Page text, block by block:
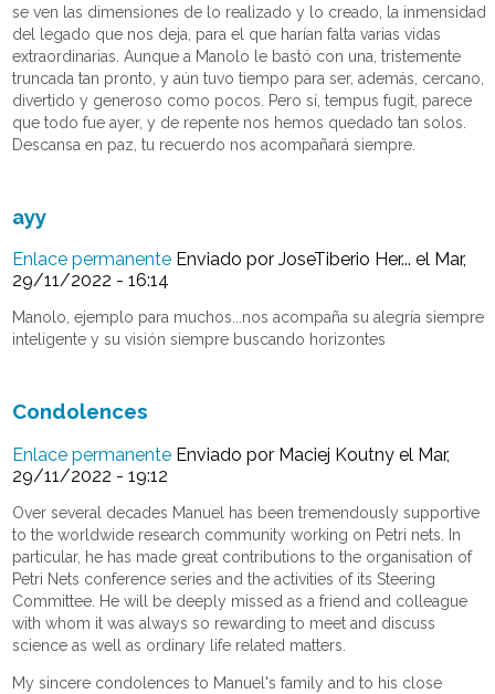
se ven las dimensiones de lo realizado y lo creado, la inmensidad
del legado que nos deja, para el que harían falta varias vidas
extraordinarias. Aunque a Manolo le bastó con una, tristemente
truncada tan pronto, y aún tuvo tiempo para ser, además, cercano,
divertido y generoso como pocos. Pero sí, tempus fugit, parece
que todo fue ayer, y de repente nos hemos quedado tan solos.
Descansa en paz, tu recuerdo nos acompañará siempre.
ayy
Enlace permanente Enviado porJoseTiberio Her... el Mar,
29/11/2022 - 16:14
Manolo, ejemplo para muchos...nos acompaña su alegría siempre
inteligente y su visión siempre buscando horizontes
Condolences
Enlace permanente Enviado por Maciej Koutny el Mar,
29/11/2022 - 19:12
Over several decades Manuel has been tremendously supportive
to the worldwide research community working on Petri nets. In
particular, he has made great contributions to the organisation of
Petri Nets conference series and the activities of its Steering
Committee. He will be deeply missed as a friend and colleague
with whom it was always so rewarding to meet and discuss
science as well as ordinary life related matters.
My sincere condolences to Manuel's family and to his close